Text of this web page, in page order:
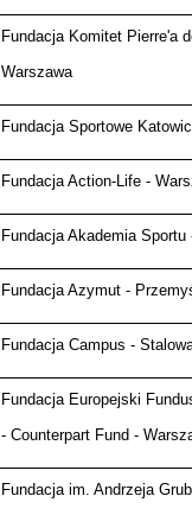
Fundacja Komitet Pierre'a
Warszawa
Fundacja Sportowe
Fundacja Action-Life -
Fundacja Akademia Sportu
Fundacja Azymut -
Fundacja Campus -
Fundacja Europejski
- Counterpart Fund -
Fundacja im. Andrzeja